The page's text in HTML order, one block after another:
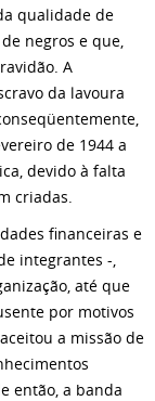
qualidade de
negros e que,
A
da lavoura
de 1944 a
devido à falta
criadas.
financeiras e
integrantes -,
até que
por motivos
a missão de
então, a banda